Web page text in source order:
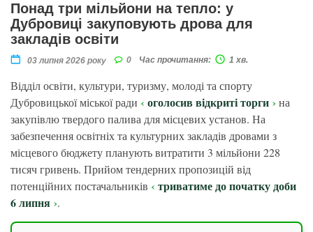
Понад три мільйони на тепло: у
Дубровиці закуповують дрова для
закладів освіти
03 липня 2026 року 0 Час прочитання: 1 хв.
Відділ освіти, культури, туризму, молоді та спорту
Дубровицької міської ради
оголосив відкриті торги
на
закупівлю твердого палива для місцевих установ. На
забезпечення освітніх та культурних закладів дровами з
місцевого бюджету планують витратити 3 мільйони 228
тисяч гривень. Прийом тендерних пропозицій від
потенційних постачальників
триватиме до початку доби
6 липня .